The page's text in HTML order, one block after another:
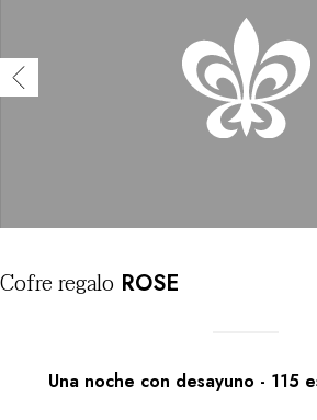
Cofreregalo ROSE
Una noche con desayuno - 115